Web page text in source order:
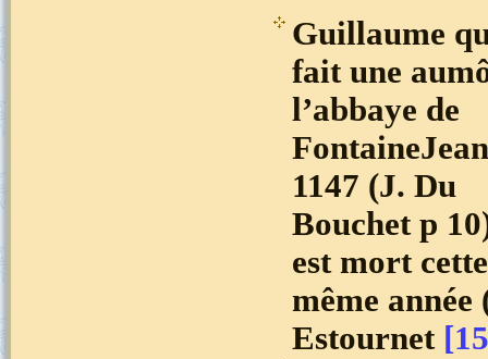
Guillaume
fait une
l’abbaye de
1147 (J. Du
Bouchet p
est mort cette
même année
Estournet